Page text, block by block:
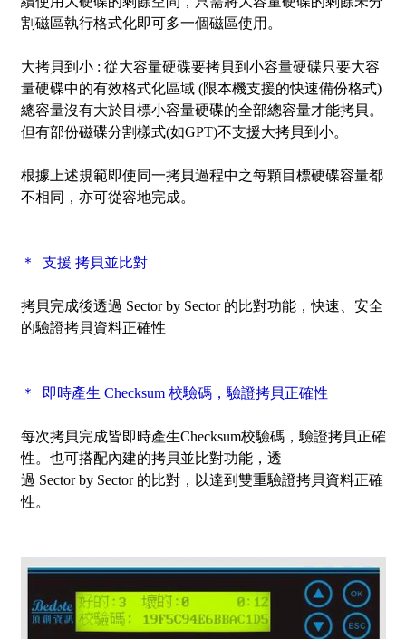
割磁區執行格式化即可多一個磁區使用。
大拷貝到小 : 從大容量硬碟要拷貝到小容量硬碟只要大容
量硬碟中的有效格式化區域 (限本機支援的快速備份格式)
總容量沒有大於目標小容量硬碟的全部總容量才能拷貝。
但有部份磁碟分割樣式(如GPT)不支援大拷貝到小。
根據上述規範即使同一拷貝過程中之每顆目標硬碟容量都
不相同，亦可從容地完成。
＊ 支援 拷貝並比對
拷貝完成後透過 Sector by Sector 的比對功能，快速、安全
的驗證拷貝資料正確性
＊ 即時產生 Checksum 校驗碼，驗證拷貝正確性
每次拷貝完成皆即時產生Checksum校驗碼，驗證拷貝正確
性。也可搭配內建的拷貝並比對功能，透
過 Sector by Sector的比對，以達到雙重驗證拷貝資料正確
性。